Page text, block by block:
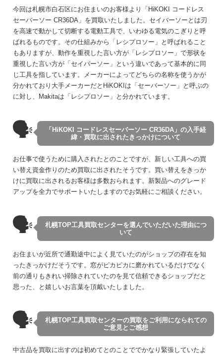
今回は札幌市白石区にお住まいのお客様より「HiKOKI コードレス
セーバーソー CR36DA」を買取いたしました。セイバーソーとは刃
を高速で動かして切断する電動工具で、いわゆる電気のこぎりと呼
ばれるものです。その仕組みから「レシプロソー」と呼ばれること
もありますが、動作を重視した言い方が「レシプロソー」で形状を
重視した言い方が「セイバーソー」という違いであって基本的に同
じ工具を指しています。メーカーによってどちらの名称を使うかが
分かれており大手メーカーだとHiKOKIは「セーバーソー」と呼ぶの
に対し、Makitaは「レシプロソー」と分かれています。
🗣
「HiKOKI コードレスセーバーソー CR36DA」の入手経
緯・買取に出されたきっかけについて
お仕事で使うために購入されたとのことですが、新しい工具への買
い替え資金作りのため買取に出されたそうです。買い替えをきっか
けに買取に出されるお客様は多数おられます。新製品へのグレード
アップを全力でサポートいたしますのでお気軽にご相談ください。
🗣
札幌TOP工具買取センターを選んでいただいた理由につ
いて
お住まいが近所で通勤途中によく見ていたのがショップの存在を知
ったきっかけだそうです。窓がピカピカに磨かれているだけでなく
前の通りもきれい掃除されていたのを見て信頼できるショップだと
思った、と嬉しいお言葉を頂戴いたしました。
🗣
札幌TOP工具買取センターの買取をご利用になられての
ご意見とご感想
中古品を買取に出すのは初めてとのことででかなり緊張していたよ